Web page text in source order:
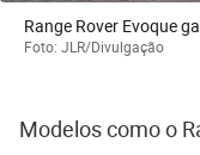
Range Rover Evoque
Foto: JLR/Divulgação
Modelos como o